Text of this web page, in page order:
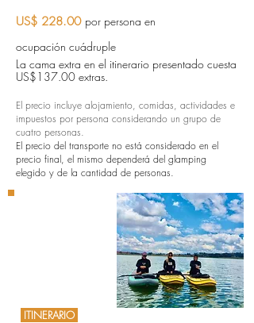
US$ 228.00 por persona en
ocupación cuádruple
La cama extra en el itinerario presentado cuesta
US$137.00 extras.
El precio incluye alojamiento, comidas, actividades e
impuestos por persona considerando un grupo de
cuatro personas.
El precio del transporte no está considerado en el
precio final, el mismo dependerá del glamping
elegido y de la cantidad de personas.
Reserva AHORA
ITINERARIO